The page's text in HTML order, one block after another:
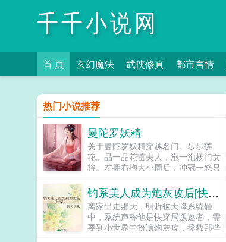
千千小说网
首 页 玄幻魔法 武侠修真 都市言情
热门小说推荐
曼陀罗妖精
关于曼陀罗妖精穿越名门。步步莲
花。品一品花蕾夫人，泡一泡杨门女
将。左拥右抱大小周后，冲冠一怒只
是极品女人。上征程！...
钓系美人成为炮灰攻后[快穿］
离家出走那天，明昕被天降系统砸
中，系统声称他是快穿局叛逃者，需
要到小世界中扮演炮灰攻，拯救那些